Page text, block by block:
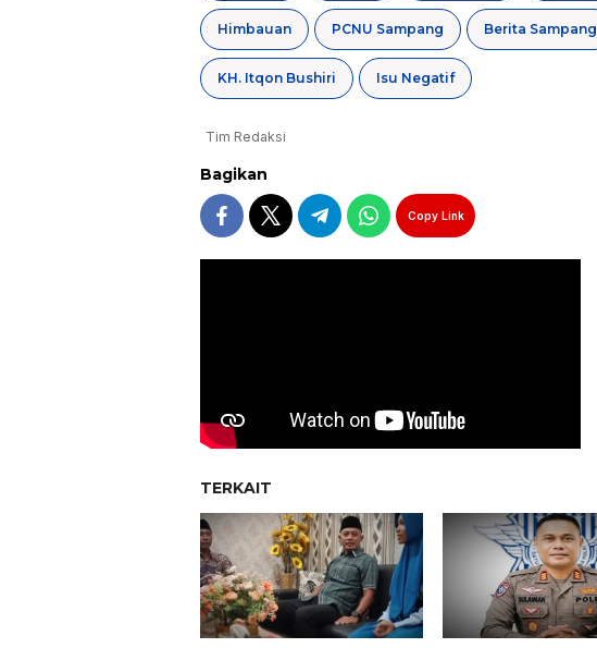
Himbauan PCNU Sampang Berita Sampang
KH. Itqon Bushiri Isu Negatif
Tim Redaksi
Bagikan
Copy Link
TERKAIT